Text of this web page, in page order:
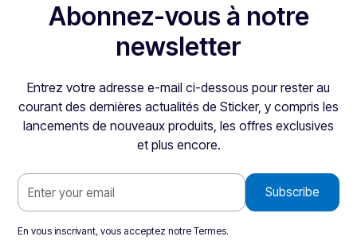
Abonnez-vous à notre
newsletter
Entrez votre adresse e-mail ci-dessous pour rester au
courant des dernières actualités de Sticker, y compris les
lancements de nouveaux produits, les offres exclusives
et plus encore.
En vous inscrivant, vous acceptez notreTermes.